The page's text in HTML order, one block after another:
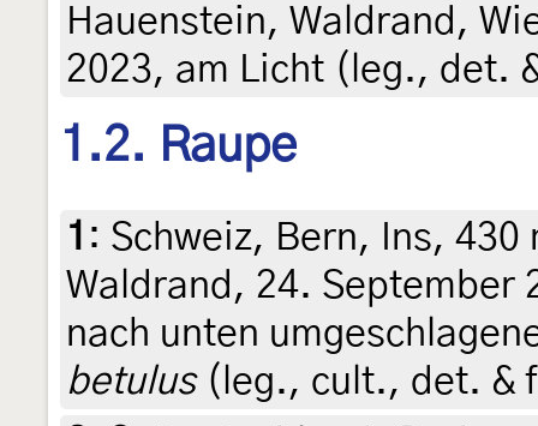
Hauenstein, Waldrand,
2023, am Licht (leg., det.
1.2. Raupe
1 : Schweiz, Bern, Ins,
Waldrand, 24. September
nach unten
betulus(leg., cult., det. &